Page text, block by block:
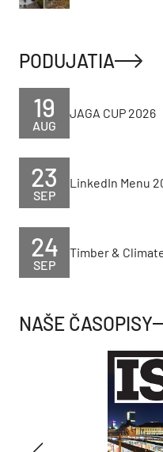
PODUJATIA
AUG
19 JAGA CUP 2026
SEP
23 LinkedIn Menu
SEP
24 Timber &
NAŠE ČASOPISY